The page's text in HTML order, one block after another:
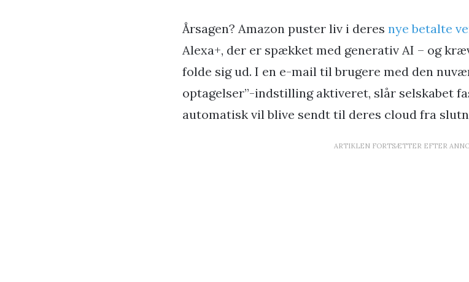
Årsagen? Amazon puster liv i deres nye betalte
Alexa+, der er spækket med generativ AI – og
folde sig ud. I en e-mail til brugere med den
optagelser”-indstilling aktiveret, slår selskabet
automatisk vil blive sendt til deres cloud fra
ARTIKLEN FORTSÆTTER EFTER